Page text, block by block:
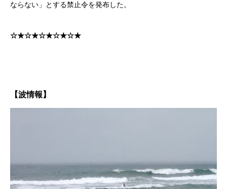
ならない」とする禁止令を発布した。
☆★☆★☆★☆★☆★
【波情報】